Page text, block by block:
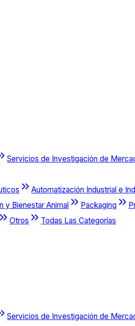
Servicios de Investigación de
Automatización Industrial e
y Bienestar Animal Packaging
Otros Todas Las Categorías
Servicios de Investigación de